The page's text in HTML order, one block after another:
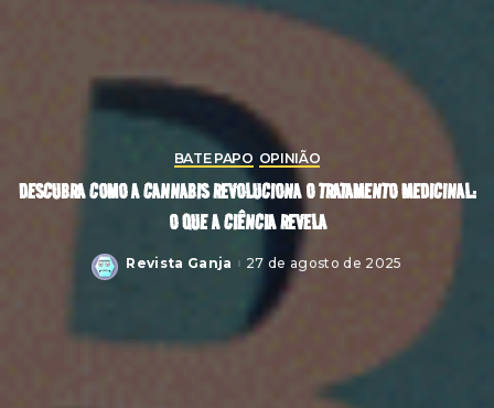
BATE PAPO OPINIÃO
DESCUBRA COMO A CANNABIS REVOLUCIONA O TRATAMENTO MEDICINAL:
O QUE A CIÊNCIA REVELA
Posted
Revista Ganja 27 de agosto de 2025